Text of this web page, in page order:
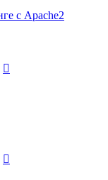
с Apache2